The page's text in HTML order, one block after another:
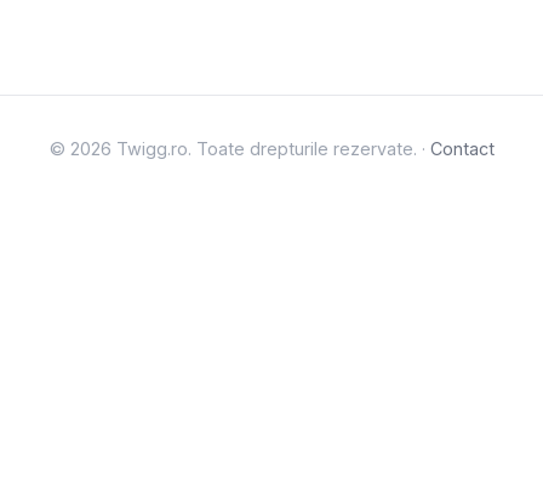
© 2026 Twigg.ro. Toate drepturile rezervate. · Contact